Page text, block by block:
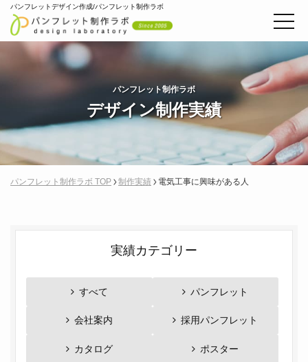
パンフレットデザイン作成/パンフレット制作ラボ
パンフレット制作ラボ
デザイン制作実績
パンフレット制作ラボ TOP 制作実績 電気工事に興味がある人
実績カテゴリー
すべて パンフレット
会社案内 採用パンフレット
カタログ ポスター